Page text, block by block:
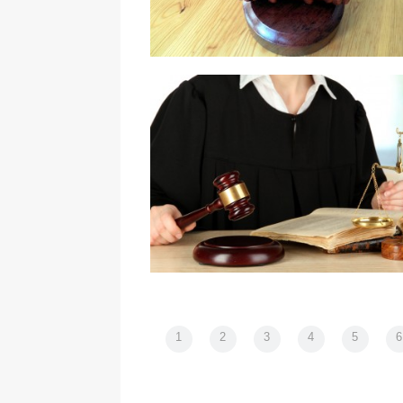
Eksmisja w polskim prawie
Kiedy rodzice mogą wymagać
1 2 3 4 5 6